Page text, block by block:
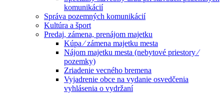
komunikácií
Správa pozemných komunikácií
Kultúra a šport
Predaj, zámena, prenájom majetku
Kúpa ⁄ zámena majetku mesta
Nájom majetku mesta (nebytové priestory ⁄
pozemky)
Zriadenie vecného bremena
Vyjadrenie obce na vydanie osvedčenia
vyhlásenia o vydržaní